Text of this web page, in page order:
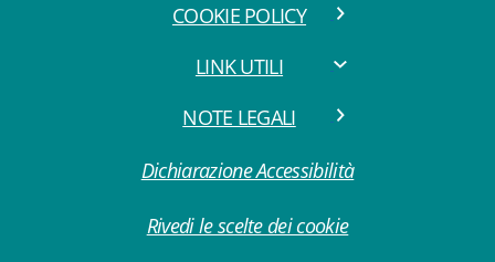
COOKIE POLICY
LINK UTILI
NOTE LEGALI
Dichiarazione Accessibilità
Rivedi le scelte dei cookie